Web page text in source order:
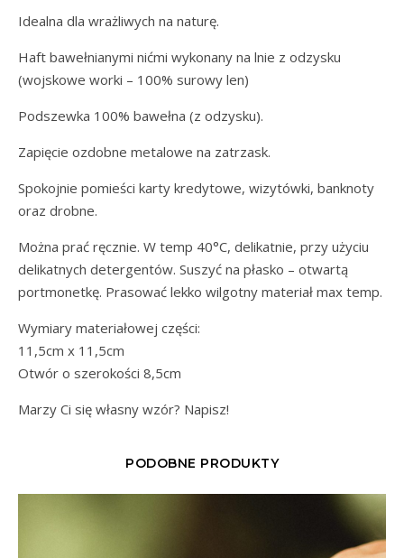
Idealna dla wrażliwych na naturę.
Haft bawełnianymi nićmi wykonany na lnie z odzysku
(wojskowe worki – 100% surowy len)
Podszewka 100% bawełna (z odzysku).
Zapięcie ozdobne metalowe na zatrzask.
Spokojnie pomieści karty kredytowe, wizytówki, banknoty
oraz drobne.
Można prać ręcznie. W temp 40°C, delikatnie, przy użyciu
delikatnych detergentów. Suszyć na płasko – otwartą
portmonetkę. Prasować lekko wilgotny materiał max temp.
Wymiary materiałowej części:
11,5cm x 11,5cm
Otwór o szerokości 8,5cm
Marzy Ci się własny wzór? Napisz!
PODOBNE PRODUKTY